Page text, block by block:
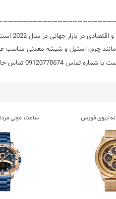
)‏
چرم، استیل و شیشه معدنی مناسب
تماس حاصل نمایید.
نیوی فورس
ساعت مچی